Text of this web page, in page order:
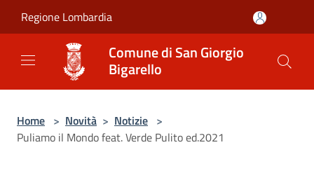
Regione Lombardia
Comune di San Giorgio
Bigarello
Home > Novità > Notizie >
Puliamo il Mondo feat. Verde Pulito ed.2021